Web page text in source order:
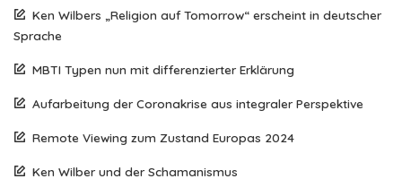
Ken Wilbers „Religion auf Tomorrow“ erscheint in deutscher
Sprache
MBTI Typen nun mit differenzierter Erklärung
Aufarbeitung der Coronakrise aus integraler Perspektive
Remote Viewing zum Zustand Europas 2024
Ken Wilber und der Schamanismus